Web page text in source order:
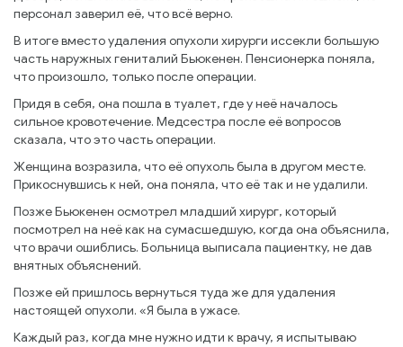
персонал заверил её, что всё верно.
В итоге вместо удаления опухоли хирурги иссекли большую
часть наружных гениталий Бьюкенен. Пенсионерка поняла,
что произошло, только после операции.
Придя в себя, она пошла в туалет, где у неё началось
сильное кровотечение. Медсестра после её вопросов
сказала, что это часть операции.
Женщина возразила, что её опухоль была в другом месте.
Прикоснувшись к ней, она поняла, что её так и не удалили.
Позже Бьюкенен осмотрел младший хирург, который
посмотрел на неё как на сумасшедшую, когда она объяснила,
что врачи ошиблись. Больница выписала пациентку, не дав
внятных объяснений.
Позже ей пришлось вернуться туда же для удаления
настоящей опухоли. «Я была в ужасе.
Каждый раз, когда мне нужно идти к врачу, я испытываю